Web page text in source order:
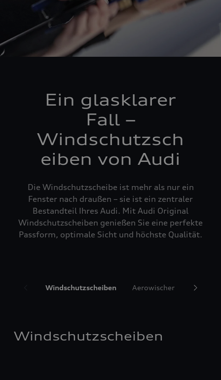
Ein glasklarer
Fall –
Windschutzsch
eiben von Audi
Die Windschutzscheibe ist mehr als nur ein
Fenster nach draußen – sie ist ein zentraler
Bestandteil Ihres Audi. Mit Audi Original
Windschutzscheiben genießen Sie eine perfekte
Passform, optimale Sicht und höchste Qualität.
Windschutzscheiben Aerowischer
Windschutzscheiben